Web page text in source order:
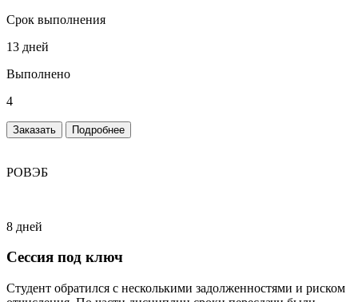
Срок выполнения
13 дней
Выполнено
4
Заказать Подробнее
РОВЭБ
8 дней
Сессия под ключ
Студент обратился с несколькими задолженностями и риском